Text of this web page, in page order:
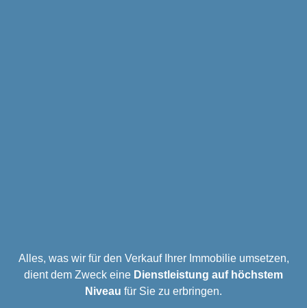
Alles, was wir für den Verkauf Ihrer Immobilie umsetzen,
dient dem Zweck eine Dienstleistung auf höchstem
Niveau für Sie zu erbringen.